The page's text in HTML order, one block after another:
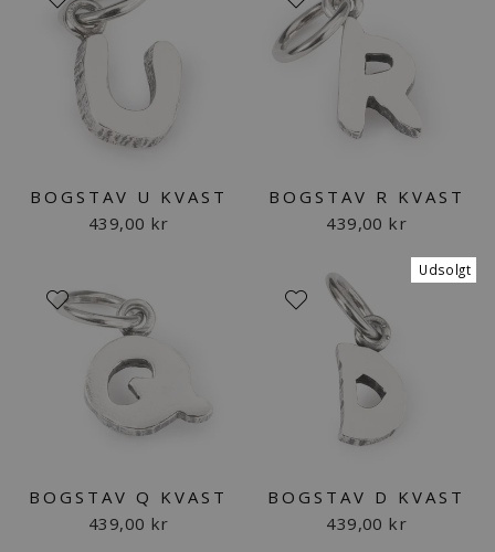
BOGSTAV U KVAST
439,00 kr
BOGSTAV R KVAST
439,00 kr
BOGSTAV Q KVAST
439,00 kr
Udsolgt
BOGSTAV D KVAST
439,00 kr